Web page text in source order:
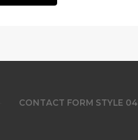
CONTACT FORM STYLE 04